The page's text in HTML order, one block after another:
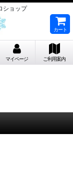
ショップ
カート
マイページ ご利用案内